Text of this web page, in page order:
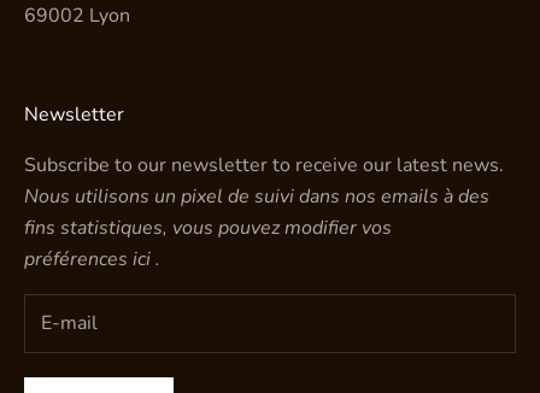
69002 Lyon
Newsletter
Subscribe to our newsletter to receive our latest news.
Nous utilisons un pixel de suivi dans nos emails à des
fins statistiques, vous pouvez modifier vos
préférences ici.